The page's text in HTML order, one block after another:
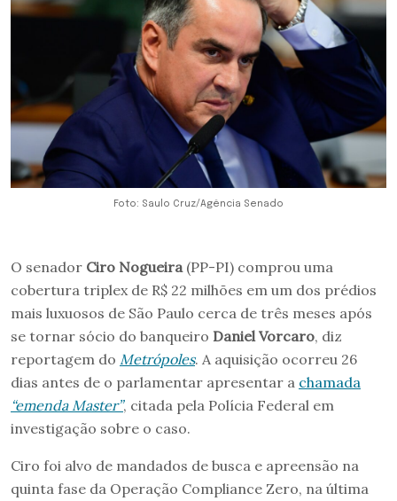
Foto: Saulo Cruz/Agência Senado
O senador Ciro Nogueira (PP-PI) comprou uma
cobertura triplex de R$ 22 milhões em um dos prédios
mais luxuosos de São Paulo cerca de três meses após
se tornar sócio do banqueiro Daniel Vorcaro, diz
reportagem do Metrópoles. A aquisição ocorreu 26
dias antes de o parlamentar apresentar a chamada
“emenda Master”, citada pela Polícia Federal em
investigação sobre o caso.
Ciro foi alvo de mandados de busca e apreensão na
quinta fase da Operação Compliance Zero, na última